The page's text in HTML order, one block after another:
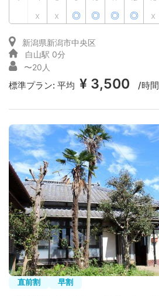
x x ◎ ◎ ◎ ◎ x
新潟県新潟市中央区
白山駅 0分
〜20人
標準プラン: 平均 ¥ 3,500 /時間
直前割 早割